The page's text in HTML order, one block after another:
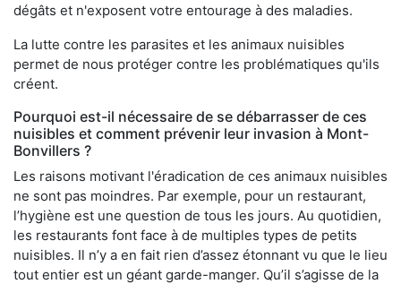
dégâts et n'exposent votre entourage à des maladies.
La lutte contre les parasites et les animaux nuisibles
permet de nous protéger contre les problématiques qu'ils
créent.
Pourquoi est-il nécessaire de se débarrasser de ces
nuisibles et comment prévenir leur invasion à Mont-
Bonvillers ?
Les raisons motivant l'éradication de ces animaux nuisibles
ne sont pas moindres. Par exemple, pour un restaurant,
l’hygiène est une question de tous les jours. Au quotidien,
les restaurants font face à de multiples types de petits
nuisibles. Il n’y a en fait rien d’assez étonnant vu que le lieu
tout entier est un géant garde-manger. Qu’il s’agisse de la